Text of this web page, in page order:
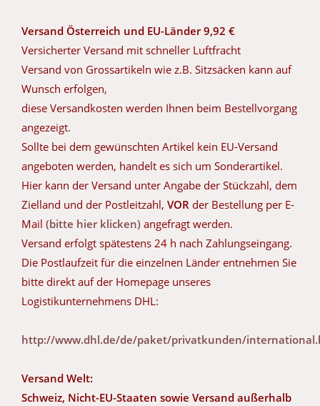
Versand Österreich und EU-Länder 9,92 €
Versicherter Versand mit schneller Luftfracht
Versand von Grossartikeln wie z.B. Sitzsäcken kann auf
Wunsch erfolgen,
diese Versandkosten werden Ihnen beim Bestellvorgang
angezeigt.
Sollte bei dem gewünschten Artikel kein EU-Versand
angeboten werden, handelt es sich um Sonderartikel.
Hier kann der Versand unter Angabe der Stückzahl, dem
Zielland und der Postleitzahl, VOR der Bestellung per E-
Mail (bitte hier klicken) angefragt werden.
Versand erfolgt spätestens 24 h nach Zahlungseingang.
Die Postlaufzeit für die einzelnen Länder entnehmen Sie
bitte direkt auf der Homepage unseres
Logistikunternehmens DHL:
http://www.dhl.de/de/paket/privatkunden/
Versand Welt:
Schweiz, Nicht-EU-Staaten sowie Versand außerhalb